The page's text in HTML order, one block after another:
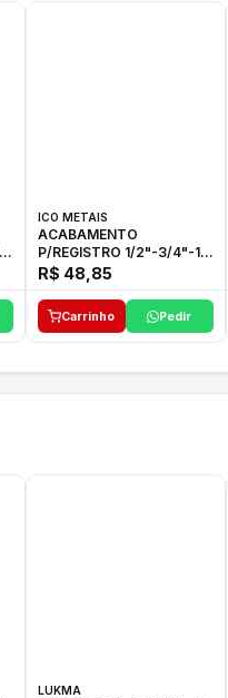
ICO METAIS
ACABAMENTO
P/REGISTRO 1/2"-3/4"-1"
ACB M CS 33 ICO
R$ 48,85
Carrinho Pedir
LUKMA